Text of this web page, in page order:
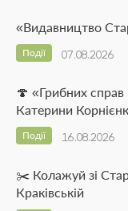
«Видавництво
07.08.2026
Події
🍄 «Грибних
Катерини
16.08.2026
Події
✂️ Колажуй зі
Краківській